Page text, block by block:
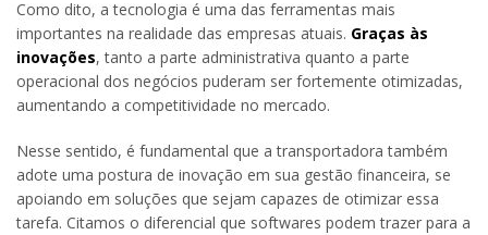
Como dito, a tecnologia é uma das ferramentas mais
importantes na realidade das empresas atuais. Graças às
inovações, tanto a parte administrativa quanto a parte
operacional dos negócios puderam ser fortemente otimizadas,
aumentando a competitividade no mercado.
Nesse sentido, é fundamental que a transportadora também
adote uma postura de inovação em sua gestão financeira, se
apoiando em soluções que sejam capazes de otimizar essa
tarefa. Citamos o diferencial que softwares podem trazer para a